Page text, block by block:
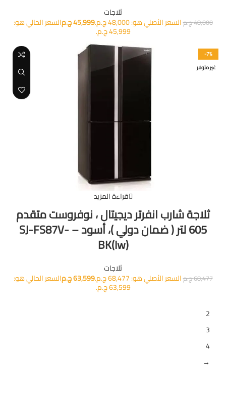
ثلاجات
48,000ج.مالسعر الأصلي هو: 48,000 ج.م. 45,999ج.مالسعر الحالي هو:
45,999 ج.م.
-7%
غير متوفر
قراءة المزيد
ثلاجة شارب انفرتر ديجيتال ، نوفروست متقدم
605 لتر ( ضمان دولي )، أسود – SJ-FS87V-
BK(Iw)
ثلاجات
68,477ج.مالسعر الأصلي هو: 68,477 ج.م. 63,599ج.مالسعر الحالي هو:
63,599 ج.م.
2
3
4
→